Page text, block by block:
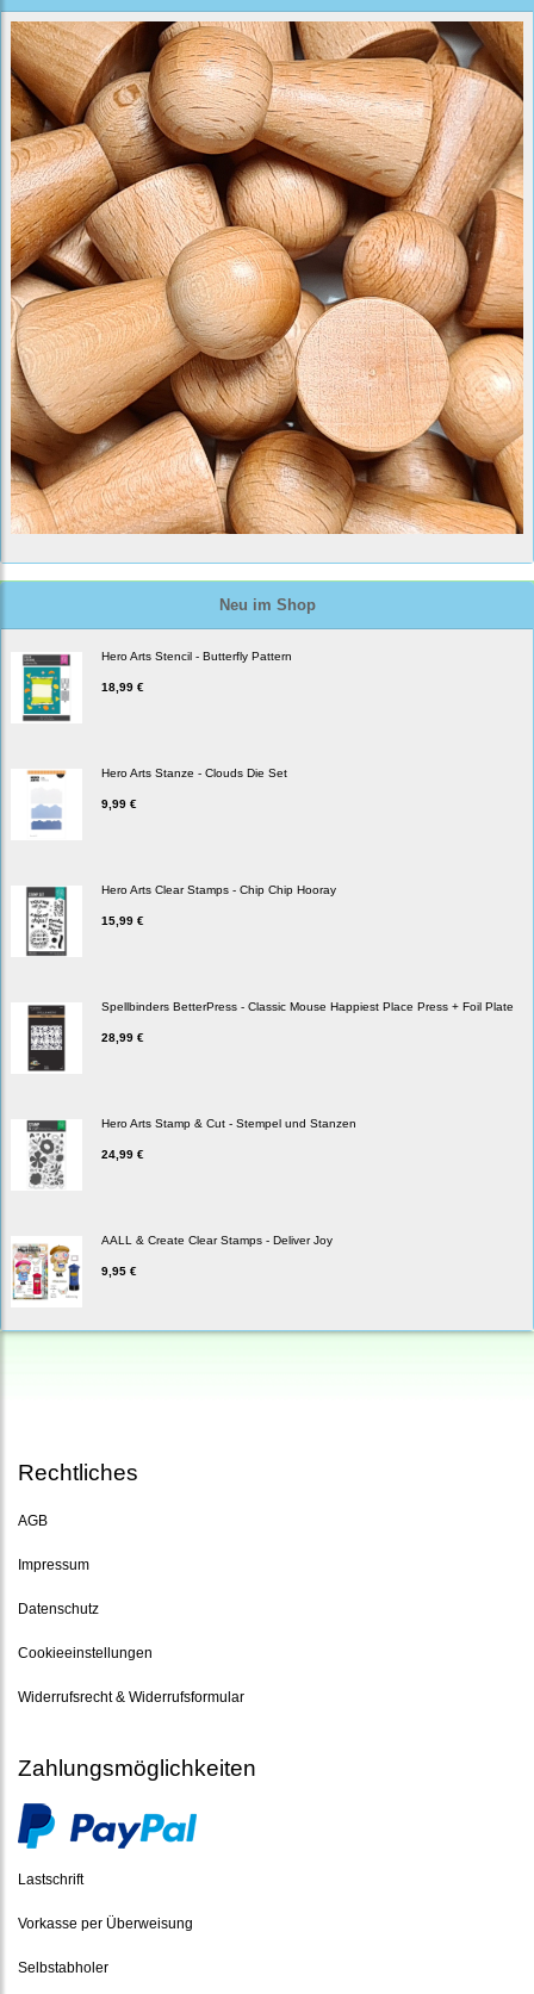
Neu im Shop
Hero Arts Stencil - Butterfly Pattern
18,99 €
Hero Arts Stanze - Clouds Die Set
9,99 €
Hero Arts Clear Stamps - Chip Chip Hooray
15,99 €
Spellbinders BetterPress - Classic Mouse Happiest Place Press + Foil Plate
28,99 €
Hero Arts Stamp & Cut - Stempel und Stanzen
24,99 €
AALL & Create Clear Stamps - Deliver Joy
9,95 €
Rechtliches
AGB
Impressum
Datenschutz
Cookieeinstellungen
Widerrufsrecht & Widerrufsformular
Zahlungsmöglichkeiten
Lastschrift
Vorkasse per Überweisung
Selbstabholer